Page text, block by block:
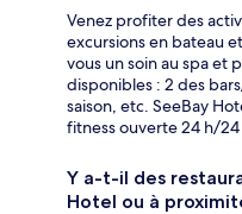
Venez profiter des
excursions en bateau
vous un soin au spa et
disponibles : 2 des
saison, etc. SeeBay
fitness ouverte 24 h/24
Y a-t-il des
Hotel ou à